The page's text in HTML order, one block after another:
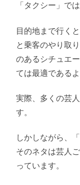
「タクシー」で
目的地まで行く
と乗客のやり取
のあるシチュエ
ては最適である
実際、多くの芸
す。
しかしながら、
そのネタは芸人
っています。